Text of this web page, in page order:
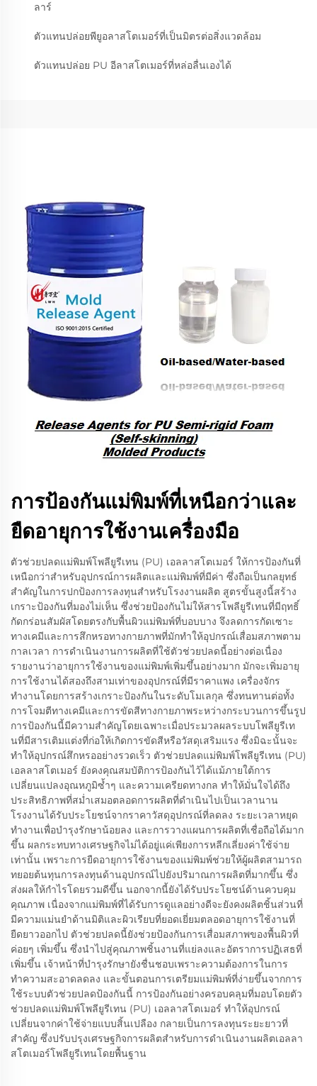
ลาร์
ตัวแทนปล่อยพียูอลาสโตเมอร์ที่เป็นมิตรต่อสิ่งแวดล้อม
ตัวแทนปล่อย PU อีลาสโตเมอร์ที่หล่อลื่นเองได้
การป้องกันแม่พิมพ์ที่เหนือกว่าและ
ยืดอายุการใช้งานเครื่องมือ
ตัวช่วยปลดแม่พิมพ์โพลียูรีเทน (PU) เอลลาสโตเมอร์ ให้การป้องกันที่
เหนือกว่าสำหรับอุปกรณ์การผลิตและแม่พิมพ์ที่มีค่า ซึ่งถือเป็นกลยุทธ์
สำคัญในการปกป้องการลงทุนสำหรับโรงงานผลิต สูตรขั้นสูงนี้สร้าง
เกราะป้องกันที่มองไม่เห็น ซึ่งช่วยป้องกันไม่ให้สารโพลียูรีเทนที่มีฤทธิ์
กัดกร่อนสัมผัสโดยตรงกับพื้นผิวแม่พิมพ์ที่บอบบาง จึงลดการกัดเซาะ
ทางเคมีและการสึกหรอทางกายภาพที่มักทำให้อุปกรณ์เสื่อมสภาพตาม
กาลเวลา การดำเนินงานการผลิตที่ใช้ตัวช่วยปลดนี้อย่างต่อเนื่อง
รายงานว่าอายุการใช้งานของแม่พิมพ์เพิ่มขึ้นอย่างมาก มักจะเพิ่มอายุ
การใช้งานได้สองถึงสามเท่าของอุปกรณ์ที่มีราคาแพง เครื่องจักร
ทำงานโดยการสร้างเกราะป้องกันในระดับโมเลกุล ซึ่งทนทานต่อทั้ง
การโจมตีทางเคมีและการขัดสีทางกายภาพระหว่างกระบวนการขึ้นรูป
การป้องกันนี้มีความสำคัญโดยเฉพาะเมื่อประมวลผลระบบโพลียูรีเท
นที่มีสารเติมแต่งที่ก่อให้เกิดการขัดสีหรือวัสดุเสริมแรง ซึ่งมิฉะนั้นจะ
ทำให้อุปกรณ์สึกหรออย่างรวดเร็ว ตัวช่วยปลดแม่พิมพ์โพลียูรีเทน (PU)
เอลลาสโตเมอร์ ยังคงคุณสมบัติการป้องกันไว้ได้แม้ภายใต้การ
เปลี่ยนแปลงอุณหภูมิซ้ำๆ และความเครียดทางกล ทำให้มั่นใจได้ถึง
ประสิทธิภาพที่สม่ำเสมอตลอดการผลิตที่ดำเนินไปเป็นเวลานาน
โรงงานได้รับประโยชน์จากราคาวัสดุอุปกรณ์ที่ลดลง ระยะเวลาหยุด
ทำงานเพื่อบำรุงรักษาน้อยลง และการวางแผนการผลิตที่เชื่อถือได้มาก
ขึ้น ผลกระทบทางเศรษฐกิจไม่ได้อยู่แค่เพียงการหลีกเลี่ยงค่าใช้จ่าย
เท่านั้น เพราะการยืดอายุการใช้งานของแม่พิมพ์ช่วยให้ผู้ผลิตสามารถ
ทยอยต้นทุนการลงทุนด้านอุปกรณ์ไปยังปริมาณการผลิตที่มากขึ้น ซึ่ง
ส่งผลให้กำไรโดยรวมดีขึ้น นอกจากนี้ยังได้รับประโยชน์ด้านควบคุม
คุณภาพ เนื่องจากแม่พิมพ์ที่ได้รับการดูแลอย่างดีจะยังคงผลิตชิ้นส่วนที่
มีความแม่นยำด้านมิติและผิวเรียบที่ยอดเยี่ยมตลอดอายุการใช้งานที่
ยืดยาวออกไป ตัวช่วยปลดนี้ยังช่วยป้องกันการเสื่อมสภาพของพื้นผิวที่
ค่อยๆ เพิ่มขึ้น ซึ่งนำไปสู่คุณภาพชิ้นงานที่แย่ลงและอัตราการปฏิเสธที่
เพิ่มขึ้น เจ้าหน้าที่บำรุงรักษายังชื่นชอบเพราะความต้องการในการ
ทำความสะอาดลดลง และขั้นตอนการเตรียมแม่พิมพ์ที่ง่ายขึ้นจากการ
ใช้ระบบตัวช่วยปลดป้องกันนี้ การป้องกันอย่างครอบคลุมที่มอบโดยตัว
ช่วยปลดแม่พิมพ์โพลียูรีเทน (PU) เอลลาสโตเมอร์ ทำให้อุปกรณ์
เปลี่ยนจากค่าใช้จ่ายแบบสิ้นเปลือง กลายเป็นการลงทุนระยะยาวที่
สำคัญ ซึ่งปรับปรุงเศรษฐกิจการผลิตสำหรับการดำเนินงานผลิตเอลลา
สโตเมอร์โพลียูรีเทนโดยพื้นฐาน